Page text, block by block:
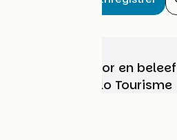
Kies, bereid voor en
met France Vélo Tourisme